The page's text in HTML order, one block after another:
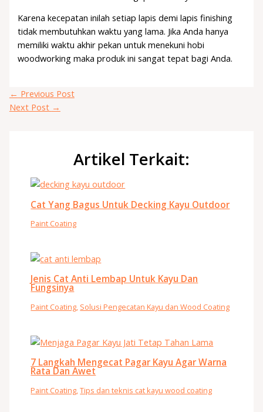
Karena kecepatan inilah setiap lapis demi lapis finishing
tidak membutuhkan waktu yang lama. Jika Anda hanya
memiliki waktu akhir pekan untuk menekuni hobi
woodworking maka produk ini sangat tepat bagi Anda.
← Previous Post
Next Post →
Artikel Terkait:
Cat Yang Bagus Untuk Decking Kayu Outdoor
Paint Coating
Jenis Cat Anti Lembap Untuk Kayu Dan
Fungsinya
Paint Coating, Solusi Pengecatan Kayu dan Wood Coating
7 Langkah Mengecat Pagar Kayu Agar Warna
Rata Dan Awet
Paint Coating ,Tips dan teknis cat kayu wood coating